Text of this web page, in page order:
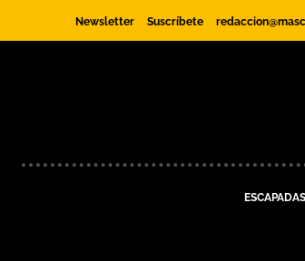
Newsletter Suscríbete